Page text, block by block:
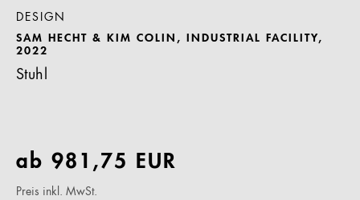
DESIGN
SAM HECHT & KIM COLIN, INDUSTRIAL FACILITY,
2022
Stuhl
ab 981,75 EUR
Preis inkl. MwSt.